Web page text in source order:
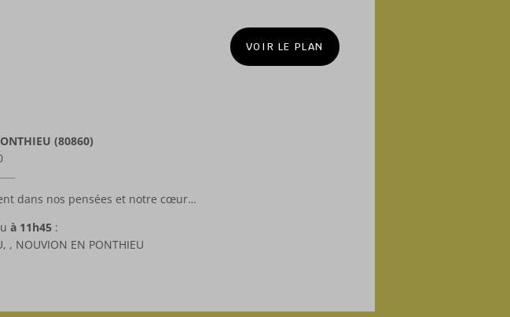
VOIR LE PLAN
(80860)
dans nos pensées et notre cœur…
à 11h45 :
, NOUVION EN PONTHIEU